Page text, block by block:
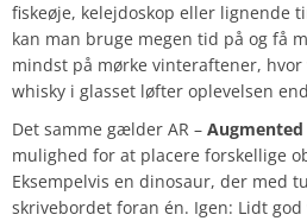
fiskeøje, kelejdoskop eller lignende
kan man bruge megen tid på og få
mindst på mørke vinteraftener,
whisky i glasset løfter oplevelsen
Det samme gælder AR –
mulighed for at placere forskellige
Eksempelvis en dinosaur, der med
skrivebordet foran én. Igen: Lidt